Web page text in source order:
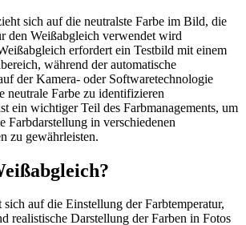
sich auf die neutralste Farbe im Bild, die
den Weißabgleich verwendet wird
erfordert ein Testbild mit einem
während der automatische
der Kamera- oder Softwaretechnologie
neutrale Farbe zu identifizieren
ein wichtiger Teil des Farbmanagements, um
Farbdarstellung in verschiedenen
zu gewährleisten.
auf die Einstellung der Farbtemperatur,
realistische Darstellung der Farben in Fotos